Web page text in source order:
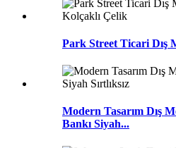
Park Street Ticari Dış
Modern Tasarım Dış
Bankı Siyah...